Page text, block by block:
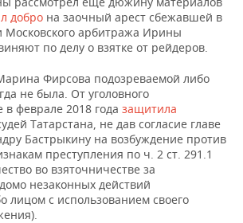
добро на заочный арест сбежавшей в
Московского арбитража Ирины
по делу о взятке от рейдеров.
Фирсова подозреваемой либо
не была. От уголовного
в феврале 2018 года защитила
Татарстана, не дав согласие главе
Бастрыкину на возбуждение против
преступления по ч. 2 ст. 291.1
во взяточничестве за
незаконных действий
лицом с использованием своего